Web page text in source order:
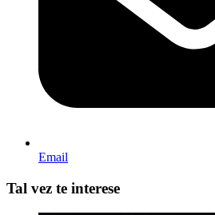
Email
Tal vez te interese